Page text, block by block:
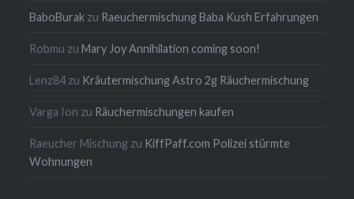
BaboBurak zu Raeuchermischung Baba Kush Erfahrungen
Robmu zuMary Joy Annihilation coming soon!
Lenz84zu Kräutermischung Astro 2g Räuchermischung
Varga Ion zu Räuchermischungen kaufen
Raeucher Mischung zu KiffPaff.com Polizei stürmte
Wohnungen